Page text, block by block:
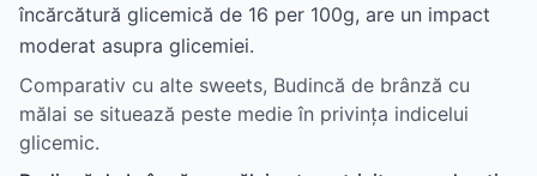
încărcătură glicemică de 16 per 100g, are un impact
moderat asupra glicemiei.
Comparativ cu alte sweets, Budincă de brânză cu
mălai se situează peste medie în privința indicelui
glicemic.